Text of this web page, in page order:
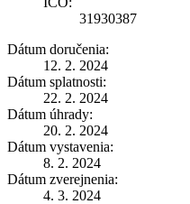
31930387
Dátum doručenia:
12. 2. 2024
Dátum splatnosti:
22. 2. 2024
Dátum úhrady:
20. 2. 2024
Dátum vystavenia:
8. 2. 2024
Dátum zverejnenia:
4. 3. 2024